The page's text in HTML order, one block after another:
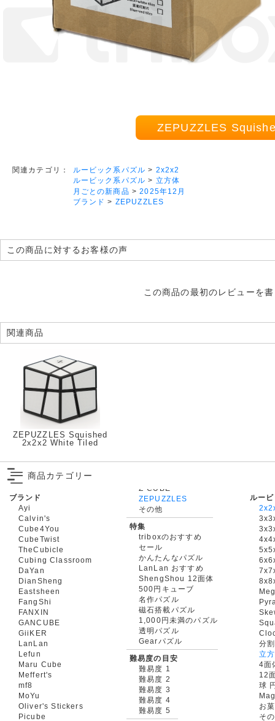
ZEPUZZLES
関連カテゴリ： ルービック系パズル > 2x2x2
ルービック系パズル > 立方体
月ごとの新商品 >2025年12月
ブランド > ZEPUZZLES
この商品に対するお客様の声
この商品の最初のレビューを
関連商品
ZEPUZZLES Squished
2x2x2 White Tiled
商品カテゴリー
ブランド
Ayi
Calvin's
Cube4You
CubeTwist
TheCubicle
Cubing Classroom
DaYan
DianSheng
Eastsheen
FangShi
FANXIN
GANCUBE
GiiKER
LanLan
Lefun
Maru Cube
Meffert's
mf8
MoYu
Oliver's Stickers
Picube
ZEPUZZLES
その他
特集
triboxのおすすめ
セール
かんたんなパズル
LanLan おすすめ
ShengShou 12面体
500円キューブ
名作パズル
磁石搭載パズル
1,000円未満のパズル
透明パズル
Gearパズル
難易度の目安
難易度 1
難易度 2
難易度 3
難易度 4
難易度 5
ルー
分
立
4面
12
球
お
そ